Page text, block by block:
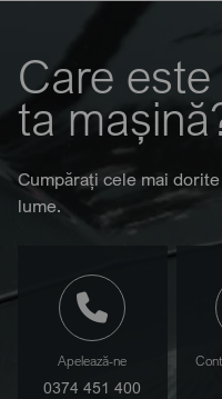
Care
ta
Cumpărați cele mai
lume.
Apelează-ne
0374 451 400